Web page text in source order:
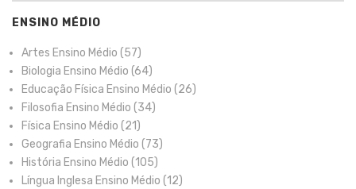
ENSINO MÉDIO
Artes Ensino Médio (57)
Biologia Ensino Médio (64)
Educação Física Ensino Médio (26)
Filosofia Ensino Médio (34)
Física Ensino Médio (21)
Geografia Ensino Médio (73)
História Ensino Médio (105)
Língua Inglesa Ensino Médio (12)